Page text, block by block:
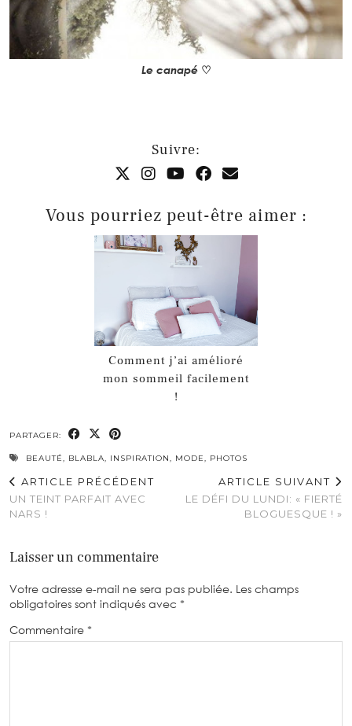
Le canapé ♡
Suivre:
Vous pourriez peut-être aimer :
Comment j’ai amélioré
mon sommeil facilement
!
PARTAGER:
BEAUTÉ BLABLA INSPIRATION MODE PHOTOS
ARTICLE PRÉCÉDENT
UN TEINT PARFAIT AVEC
NARS !
ARTICLE SUIVANT
LE DÉFI DU LUNDI: « FIERTÉ
BLOGUESQUE ! »
Laisser un commentaire
Votre adresse e-mail ne sera pas publiée. Les champs
obligatoires sont indiqués avec *
Commentaire *